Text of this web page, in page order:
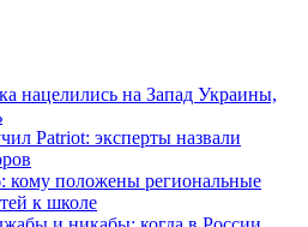
нацелились на Запад Украины,
Patriot: эксперты назвали
кому положены региональные
к школе